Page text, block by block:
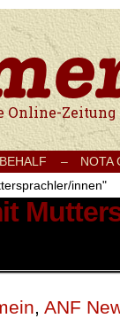
für Frieden,
BEHALF –
NOTA
innen"
, ANF